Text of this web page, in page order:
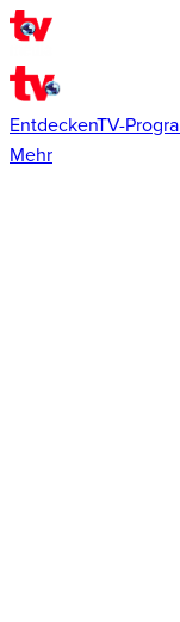
EntdeckenTV-
Mehr